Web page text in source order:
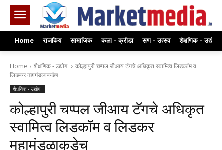
Home राजकिय सामाजिक कला – क्रीडा सण – उत्सव शैक्षणिक – उद्योग
Home शैक्षणिक - उद्योग
कोल्हापुरी चप्पल जीआय टॅगचे अधिकृत स्वामित्व लिडकॉम व
लिडकर महामंडळाकडेच
शैक्षणिक - उद्योग
कोल्हापुरी चप्पल जीआय टॅगचे अधिकृत
स्वामित्व लिडकॉम व लिडकर
महामंडळाकडेच